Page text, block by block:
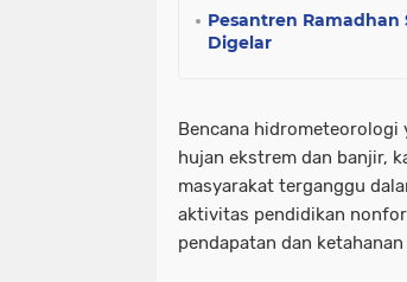
Pesantren Ramadhan
Digelar
Bencana hidrometeorologi
hujan ekstrem dan banjir,
masyarakat terganggu
aktivitas pendidikan
pendapatan dan